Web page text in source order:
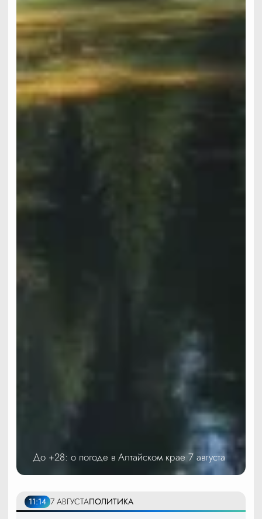
До +28: о погоде в Алтайском крае 7 августа
11:14 7 АВГУСТАПОЛИТИКА